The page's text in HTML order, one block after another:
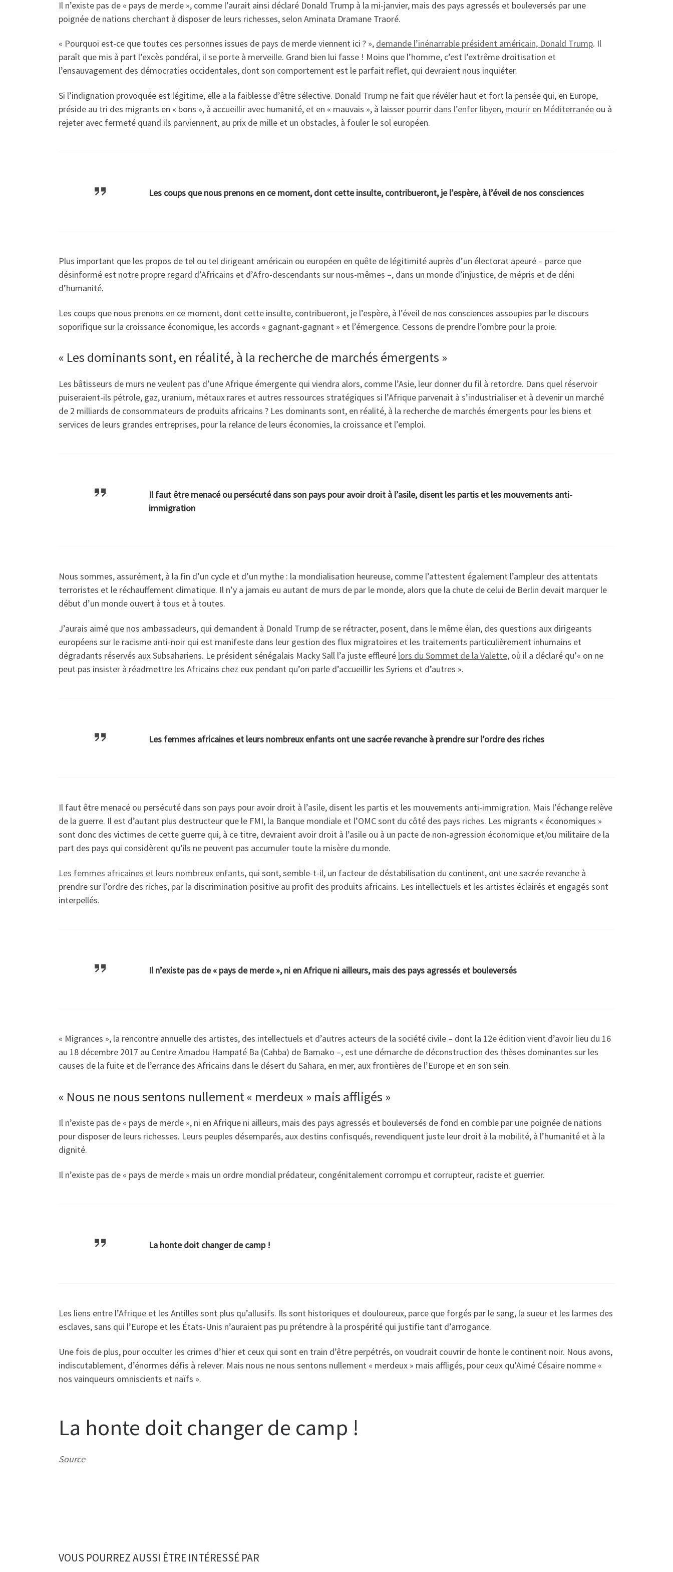
Il n’existe pas de « pays de merde », comme l’aurait ainsi déclaré Donald Trump à la mi-janvier, mais des pays agressés et bouleversés par une
poignée de nations cherchant à disposer de leurs richesses, selon Aminata Dramane Traoré.
« Pourquoi est-ce que toutes ces personnes issues de pays de merde viennent ici ? », demande l’inénarrable président américain, Donald Trump. Il
paraît que mis à part l’excès pondéral, il se porte à merveille. Grand bien lui fasse ! Moins que l’homme, c’est l’extrême droitisation et
l’ensauvagement des démocraties occidentales, dont son comportement est le parfait reflet, qui devraient nous inquiéter.
Si l’indignation provoquée est légitime, elle a la faiblesse d’être sélective. Donald Trump ne fait que révéler haut et fort la pensée qui, en Europe,
préside au tri des migrants en « bons », à accueillir avec humanité, et en « mauvais », à laisser pourrir dans l’enfer libyen, mourir en Méditerranée ou à
rejeter avec fermeté quand ils parviennent, au prix de mille et un obstacles, à fouler le sol européen.
Les coups que nous prenons en ce moment, dont cette insulte, contribueront, je l’espère, à l’éveil de nos consciences
Plus important que les propos de tel ou tel dirigeant américain ou européen en quête de légitimité auprès d’un électorat apeuré – parce que
désinformé est notre propre regard d’Africains et d’Afro-descendants sur nous-mêmes –, dans un monde d’injustice, de mépris et de déni
d’humanité.
Les coups que nous prenons en ce moment, dont cette insulte, contribueront, je l’espère, à l’éveil de nos consciences assoupies par le discours
soporifique sur la croissance économique, les accords « gagnant-gagnant » et l’émergence. Cessons de prendre l’ombre pour la proie.
« Les dominants sont, en réalité, à la recherche de marchés émergents »
Les bâtisseurs de murs ne veulent pas d’une Afrique émergente qui viendra alors, comme l’Asie, leur donner du fil à retordre. Dans quel réservoir
puiseraient-ils pétrole, gaz, uranium, métaux rares et autres ressources stratégiques si l’Afrique parvenait à s’industrialiser et à devenir un marché
de 2 milliards de consommateurs de produits africains ? Les dominants sont, en réalité, à la recherche de marchés émergents pour les biens et
services de leurs grandes entreprises, pour la relance de leurs économies, la croissance et l’emploi.
Il faut être menacé ou persécuté dans son pays pour avoir droit à l’asile, disent les partis et les mouvements anti-
immigration
Nous sommes, assurément, à la fin d’un cycle et d’un mythe : la mondialisation heureuse, comme l’attestent également l’ampleur des attentats
terroristes et le réchauffement climatique. Il n’y a jamais eu autant de murs de par le monde, alors que la chute de celui de Berlin devait marquer le
début d’un monde ouvert à tous et à toutes.
J’aurais aimé que nos ambassadeurs, qui demandent à Donald Trump de se rétracter, posent, dans le même élan, des questions aux dirigeants
européens sur le racisme anti-noir qui est manifeste dans leur gestion des flux migratoires et les traitements particulièrement inhumains et
dégradants réservés aux Subsahariens. Le président sénégalais Macky Sall l’a juste effleuré lors du Sommet de la Valette, où il a déclaré qu’« on ne
peut pas insister à réadmettre les Africains chez eux pendant qu’on parle d’accueillir les Syriens et d’autres ».
Les femmes africaines et leurs nombreux enfants ont une sacrée revanche à prendre sur l’ordre des riches
Il faut être menacé ou persécuté dans son pays pour avoir droit à l’asile, disent les partis et les mouvements anti-immigration. Mais l’échange relève
de la guerre. Il est d’autant plus destructeur que le FMI, la Banque mondiale et l’OMC sont du côté des pays riches. Les migrants « économiques »
sont donc des victimes de cette guerre qui, à ce titre, devraient avoir droit à l’asile ou à un pacte de non-agression économique et/ou militaire de la
part des pays qui considèrent qu’ils ne peuvent pas accumuler toute la misère du monde.
Les femmes africaines et leurs nombreux enfants, qui sont, semble-t-il, un facteur de déstabilisation du continent, ont une sacrée revanche à
prendre sur l’ordre des riches, par la discrimination positive au profit des produits africains. Les intellectuels et les artistes éclairés et engagés sont
interpellés.
Il n’existe pas de « pays de merde », ni en Afrique ni ailleurs, mais des pays agressés et bouleversés
« Migrances », la rencontre annuelle des artistes, des intellectuels et d’autres acteurs de la société civile – dont la 12e édition vient d’avoir lieu du 16
au 18 décembre 2017 au Centre Amadou Hampaté Ba (Cahba) de Bamako –, est une démarche de déconstruction des thèses dominantes sur les
causes de la fuite et de l’errance des Africains dans le désert du Sahara, en mer, aux frontières de l’Europe et en son sein.
« Nous ne nous sentons nullement « merdeux » mais affligés »
Il n’existe pas de « pays de merde », ni en Afrique ni ailleurs, mais des pays agressés et bouleversés de fond en comble par une poignée de nations
pour disposer de leurs richesses. Leurs peuples désemparés, aux destins confisqués, revendiquent juste leur droit à la mobilité, à l’humanité et à la
dignité.
Il n’existe pas de « pays de merde » mais un ordre mondial prédateur, congénitalement corrompu et corrupteur, raciste et guerrier.
La honte doit changer de camp !
Les liens entre l’Afrique et les Antilles sont plus qu’allusifs. Ils sont historiques et douloureux, parce que forgés par le sang, la sueur et les larmes des
esclaves, sans qui l’Europe et les États-Unis n’auraient pas pu prétendre à la prospérité qui justifie tant d’arrogance.
Une fois de plus, pour occulter les crimes d’hier et ceux qui sont en train d’être perpétrés, on voudrait couvrir de honte le continent noir. Nous avons,
indiscutablement, d’énormes défis à relever. Mais nous ne nous sentons nullement « merdeux » mais affligés, pour ceux qu’Aimé Césaire nomme «
nos vainqueurs omniscients et naïfs ».
La honte doit changer de camp !
Source
VOUS POURREZ AUSSI ÊTRE INTÉRESSÉ PAR